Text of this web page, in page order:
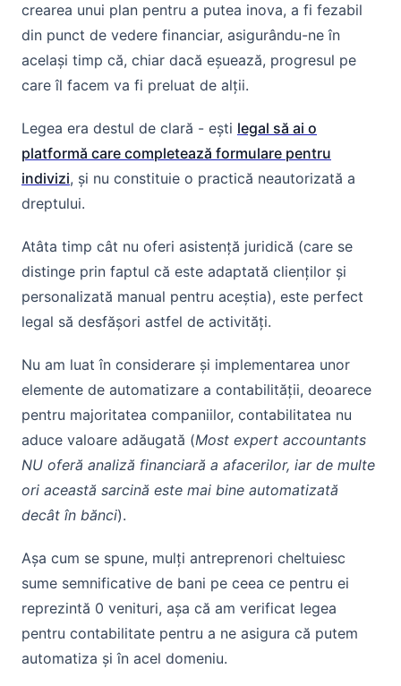
crearea unui plan pentru a putea inova, a fi fezabil
din punct de vedere financiar, asigurându-ne în
același timp că, chiar dacă eșuează, progresul pe
care îl facem va fi preluat de alții.
Legea era destul de clară - ești legal să ai o
platformă care completează formulare pentru
indivizi, și nu constituie o practică neautorizată a
dreptului.
Atâta timp cât nu oferi asistență juridică (care se
distinge prin faptul că este adaptată clienților și
personalizată manual pentru aceștia), este perfect
legal să desfășori astfel de activități.
Nu am luat în considerare și implementarea unor
elemente de automatizare a contabilității, deoarece
pentru majoritatea companiilor, contabilitatea nu
aduce valoare adăugată (Most expert accountants
NU oferă analiză financiară a afacerilor, iar de multe
ori această sarcină este mai bine automatizată
decât în bănci).
Așa cum se spune, mulți antreprenori cheltuiesc
sume semnificative de bani pe ceea ce pentru ei
reprezintă 0 venituri, așa că am verificat legea
pentru contabilitate pentru a ne asigura că putem
automatiza și în acel domeniu.